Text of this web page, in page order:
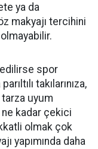
ya da
makyajı tercihini
spor
takılarınıza,
tarza uyum
ne kadar çekici
olmak çok
yapımında daha